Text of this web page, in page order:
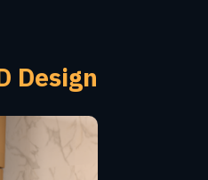
Design:-